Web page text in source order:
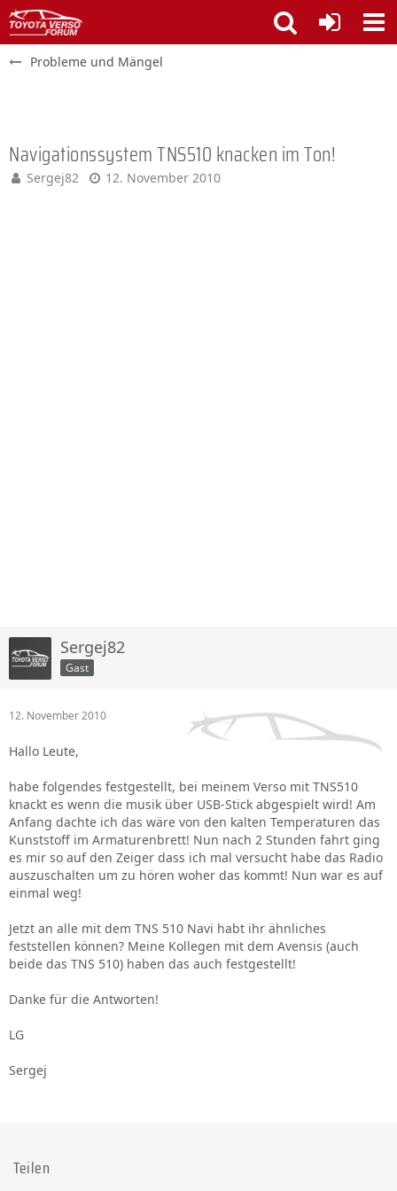
Probleme und Mängel
Navigationssystem TNS510 knacken im Ton!
Sergej82 12. November 2010
Sergej82
Gast
12. November 2010
Hallo Leute,
habe folgendes festgestellt, bei meinem Verso mit TNS510
knackt es wenn die musik über USB-Stick abgespielt wird! Am
Anfang dachte ich das wäre von den kalten Temperaturen das
Kunststoff im Armaturenbrett! Nun nach 2 Stunden fahrt ging
es mir so auf den Zeiger dass ich mal versucht habe das Radio
auszuschalten um zu hören woher das kommt! Nun war es auf
einmal weg!
Jetzt an alle mit dem TNS 510 Navi habt ihr ähnliches
feststellen können? Meine Kollegen mit dem Avensis (auch
beide das TNS 510) haben das auch festgestellt!
Danke für die Antworten!
LG
Sergej
Teilen